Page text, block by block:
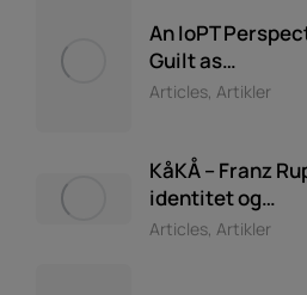
An IoPT
Guilt as…
Articles, Artikler
KåKÅ – Franz
identitet og…
Articles, Artikler